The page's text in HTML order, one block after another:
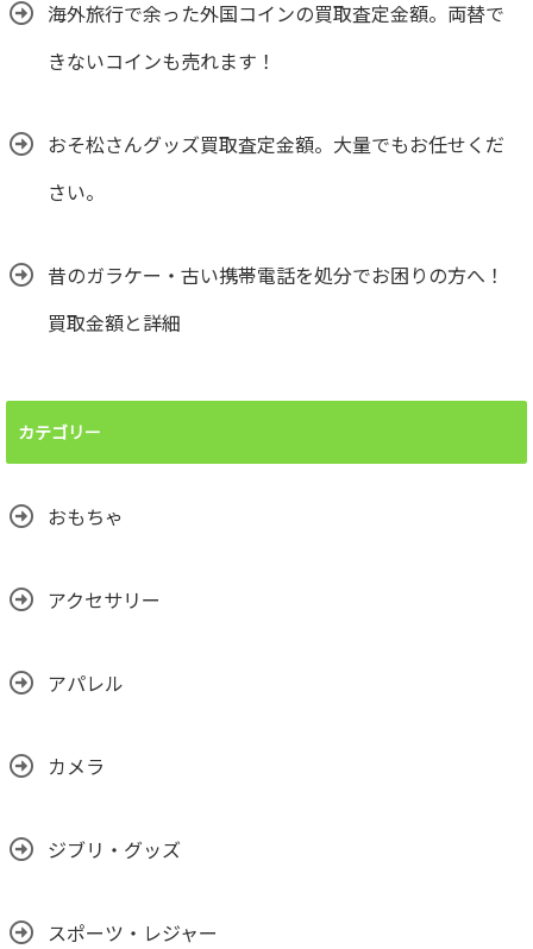
海外旅行で余った外国コインの買取査定金額。両替で
きないコインも売れます！
おそ松さんグッズ買取査定金額。大量でもお任せくだ
さい。
昔のガラケー・古い携帯電話を処分でお困りの方へ！
買取金額と詳細
カテゴリー
おもちゃ
アクセサリー
アパレル
カメラ
ジブリ・グッズ
スポーツ・レジャー